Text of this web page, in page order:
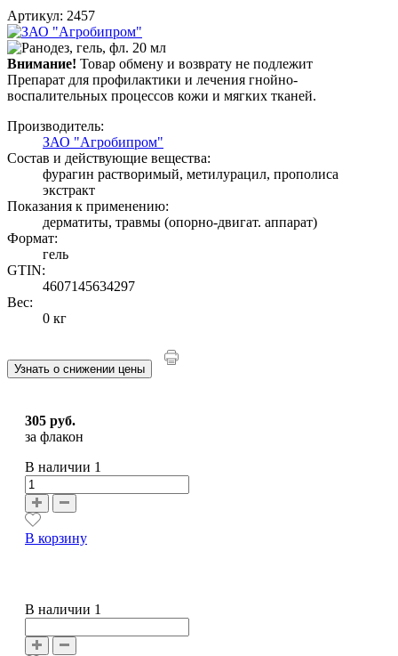
Артикул: 2457
Внимание! Товар обмену и возврату не подлежит
Препарат для профилактики и лечения гнойно-
воспалительных процессов кожи и мягких тканей.
Производитель:
ЗАО "Агробипром"
Состав и действующие вещества:
фурагин растворимый, метилурацил, прополиса
экстракт
Показания к применению:
дерматиты, травмы (опорно-двигат. аппарат)
Формат:
гель
GTIN:
4607145634297
Вес:
0 кг
Узнать о снижении цены
305 руб.
за флакон
В наличии 1
В корзину
В наличии 1